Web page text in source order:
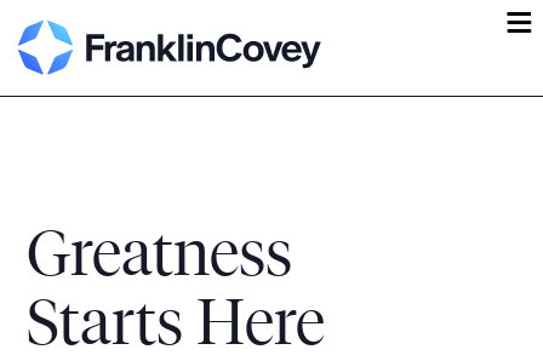
ĕ
Greatness
Starts Here